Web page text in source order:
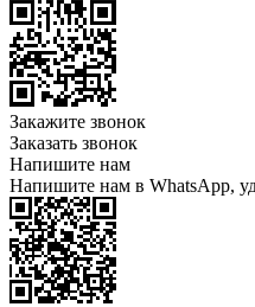
Закажите звонок
Заказать звонок
Напишите нам
Напишите нам в WhatsApp,